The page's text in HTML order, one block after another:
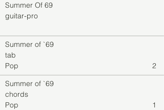
Summer Of 69
guitar-pro
Summer of `69
tab
Pop
2
Summer of `69
chords
Pop
1